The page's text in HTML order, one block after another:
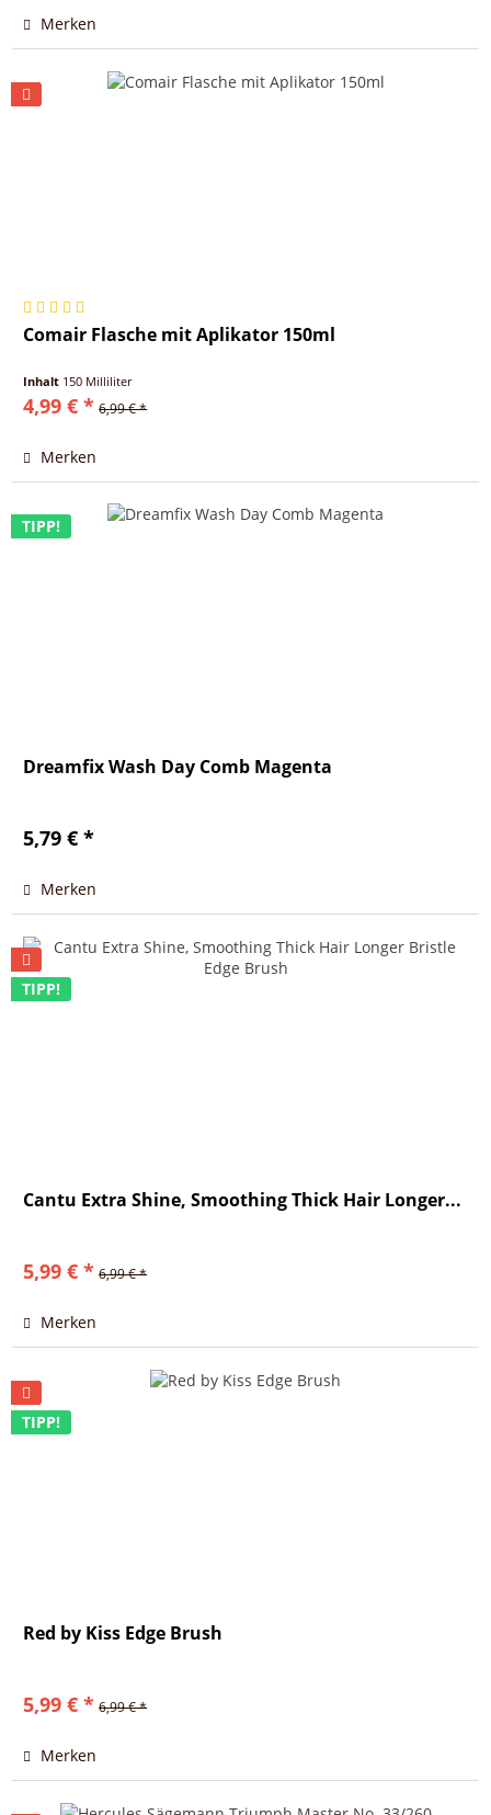
Merken
Comair Flasche mit Aplikator 150ml
Inhalt 150 Milliliter
4,99 € * 6,99 € *
Merken
TIPP!
Dreamfix Wash Day Comb Magenta
5,79 € *
Merken
TIPP!
Cantu Extra Shine, Smoothing Thick Hair Longer...
5,99 € * 6,99 € *
Merken
TIPP!
Red by Kiss Edge Brush
5,99 € * 6,99 € *
Merken